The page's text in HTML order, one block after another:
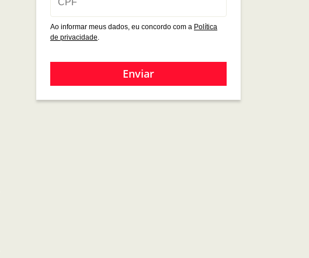
Ao informar meus dados, eu concordo com a Política
de privacidade.
Enviar